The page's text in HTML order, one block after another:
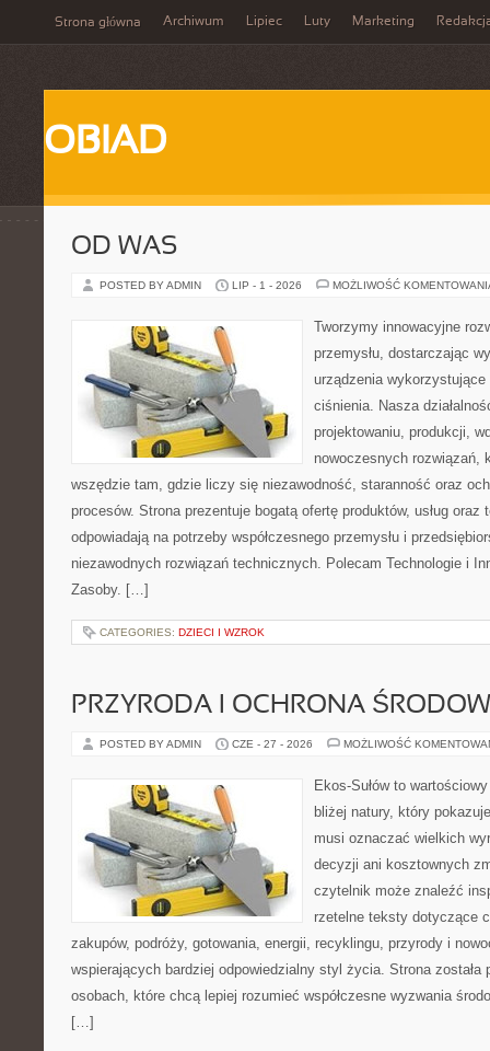
Strona główna Archiwum Lipiec Luty Marketing
OBIAD
OD WAS
POSTED BY ADMIN LIP - 1 - 2026 MOŻLIWOŚĆ
Tworzymy innowacyjne
przemysłu, dostarczając
urządzenia
ciśnienia. Nasza
projektowaniu, produkcji,
nowoczesnych rozwiązań,
wszędzie tam, gdzie liczy się niezawodność, staranność oraz
procesów. Strona prezentuje bogatą ofertę produktów, usług oraz
odpowiadają na potrzeby współczesnego przemysłu i
niezawodnych rozwiązań technicznych. Polecam Technologie i
Zasoby. […]
CATEGORIES: DZIECI I WZROK
PRZYRODA I OCHRONA
POSTED BY ADMIN CZE - 27 - 2026 MOŻLIWOŚĆ
Ekos-Sułów to
bliżej natury, który
musi oznaczać wielkich
decyzji ani kosztownych
czytelnik może znaleźć
rzetelne teksty dotyczące
zakupów, podróży, gotowania, energii, recyklingu, przyrody i
wspierających bardziej odpowiedzialny styl życia. Strona została
osobach, które chcą lepiej rozumieć współczesne wyzwania
[…]